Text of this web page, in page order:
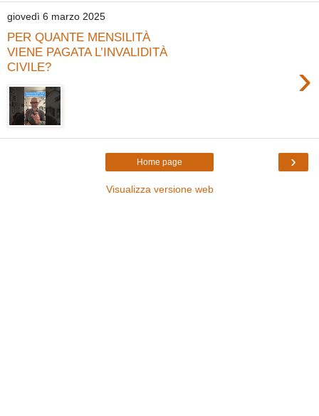
giovedì 6 marzo 2025
PER QUANTE MENSILITÀ
VIENE PAGATA L’INVALIDITÀ
CIVILE?
›
›
Home page
Visualizza versione web